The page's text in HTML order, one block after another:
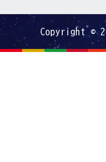
Copyright ©